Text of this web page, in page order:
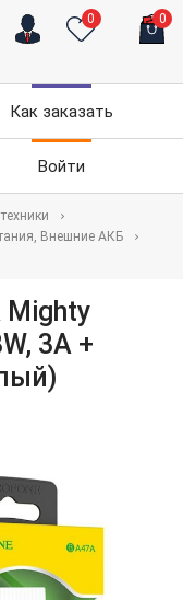
0 0
Как заказать
Войти
Внешние АКБ
Mighty
3А +